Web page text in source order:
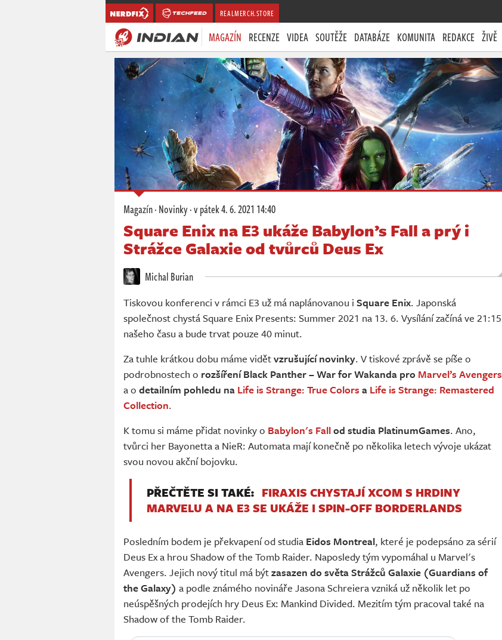
REALMERCH.STORE
MAGAZÍN RECENZE VIDEA SOUTĚŽE DATABÁZE KOMUNITA REDAKCE ŽIVĚ
Magazín·Novinky·v pátek4. 6. 2021 14:40
Square Enix na E3 ukáže Babylon’s Fall a prý i
Strážce Galaxie od tvůrců Deus Ex
Michal Burian
Tiskovou konferenci v rámci E3 už má naplánovanou i Square Enix. Japonská
společnost chystá Square Enix Presents: Summer 2021 na 13. 6. Vysílání začíná ve 21:15
našeho času a bude trvat pouze 40 minut.
Za tuhle krátkou dobu máme vidětvzrušující novinky. V tiskové zprávě se píše o
podrobnostech o rozšíření Black Panther – War for Wakanda pro Marvel’s Avengers
a o detailním pohledu na Life is Strange: True Colors a Life is Strange: Remastered
Collection.
K tomu si máme přidat novinky o Babylon's Fallod studia PlatinumGames. Ano,
tvůrci her Bayonetta a NieR: Automata mají konečně po několika letech vývoje ukázat
svou novou akční bojovku.
PŘEČTĚTE SI TAKÉ: FIRAXIS CHYSTAJÍ XCOM S HRDINY
MARVELU A NA E3 SE UKÁŽE I SPIN-OFF BORDERLANDS
Posledním bodem je překvapení od studia Eidos Montreal, které je podepsáno za sérií
Deus Ex a hrou Shadow of the Tomb Raider. Naposledy tým vypomáhal u Marvel's
Avengers. Jejich nový titul má býtzasazen do světa Strážců Galaxie (Guardians of
the Galaxy) a podle známého novináře Jasona Schreiera vzniká už několik let po
neúspěšných prodejích hry Deus Ex: Mankind Divided. Mezitím tým pracoval také na
Shadow of the Tomb Raider.